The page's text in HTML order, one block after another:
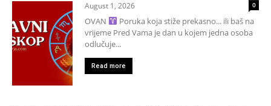
August 1, 2026 0
OVAN
Poruka koja stiže prekasno... ili baš na
vrijeme Pred Vama je dan u kojem jedna osoba
odlučuje...
Read more